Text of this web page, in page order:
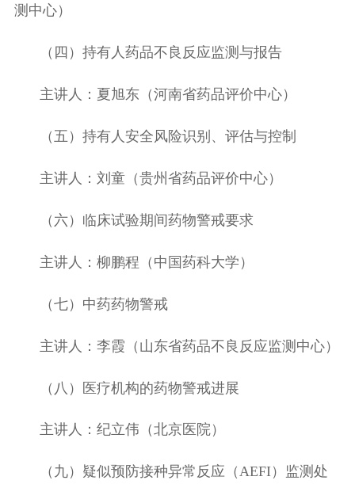
测中心）
（四）持有人药品不良反应监测与报告
主讲人：夏旭东（河南省药品评价中心）
（五）持有人安全风险识别、评估与控制
主讲人：刘童（贵州省药品评价中心）
（六）临床试验期间药物警戒要求
主讲人：柳鹏程（中国药科大学）
（七）中药药物警戒
主讲人：李霞（山东省药品不良反应监测中心）
（八）医疗机构的药物警戒进展
主讲人：纪立伟（北京医院）
（九）疑似预防接种异常反应（AEFI）监测处